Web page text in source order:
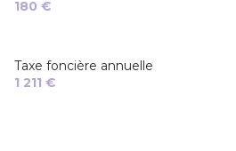
180 €
Taxe foncière annuelle
1 211 €